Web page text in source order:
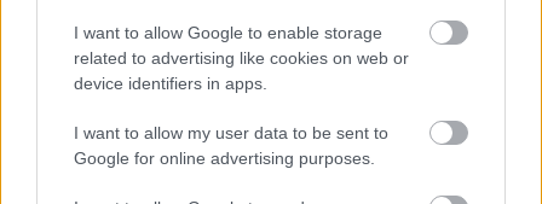
I want to allow Google to enable storage
related to advertising like cookies on web or
device identifiers in apps.
I want to allow my user data to be sent to
Google for online advertising purposes.
azokra az alkotásokra, amikben Budapest nem is
magát alakította, példaként az Evitát vagy a
Münchent hozza a lap, esetleg a Rítust, vagy a
időt tölt nálunk.